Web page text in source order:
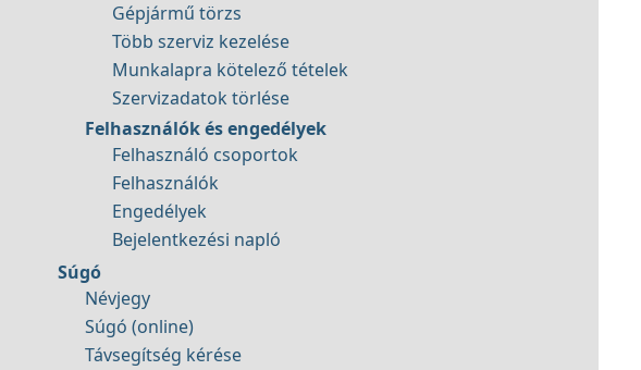
Gépjármű törzs
Több szerviz kezelése
Munkalapra kötelező tételek
Szervizadatok törlése
Felhasználók és engedélyek
Felhasználó csoportok
Felhasználók
Engedélyek
Bejelentkezési napló
Súgó
Névjegy
Súgó (online)
Távsegítség kérése